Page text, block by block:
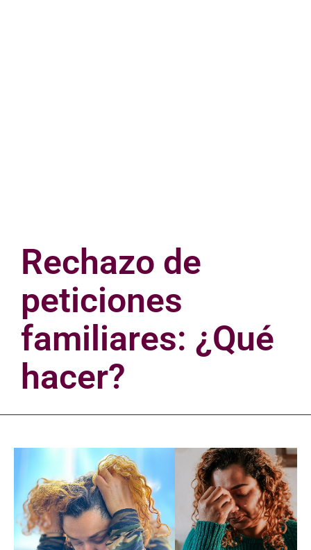
Rechazo de
peticiones
familiares: ¿Qué
hacer?